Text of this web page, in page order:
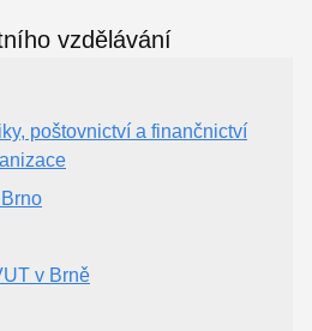
poštovnictví a finančnictví
v Brně